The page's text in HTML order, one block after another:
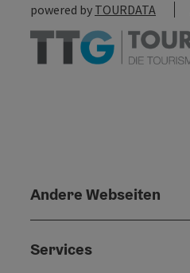
powered by TOURDATA
Andere Webseiten
Services